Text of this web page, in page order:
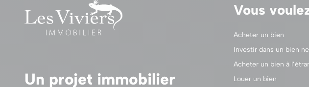
Un projet immobilier
Vous
Acheter un bien
Investir dans un bien
Acheter un bien à
Louer un bien